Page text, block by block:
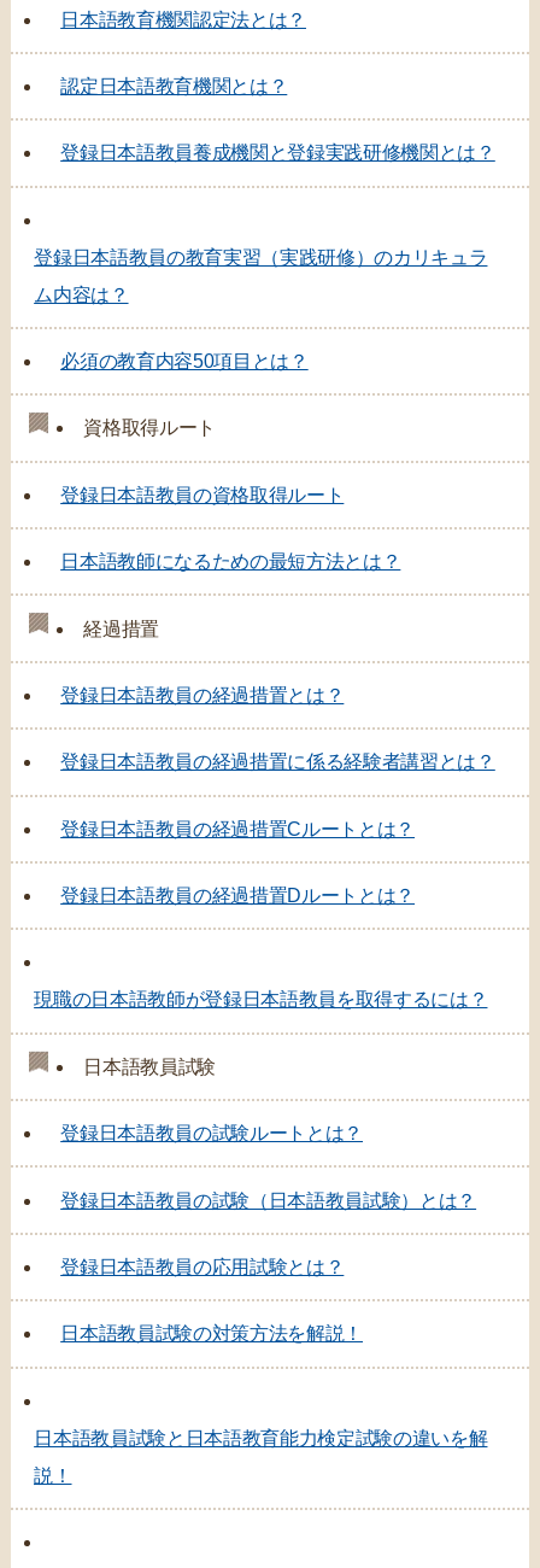
日本語教育機関認定法とは？
認定日本語教育機関とは？
登録日本語教員養成機関と登録実践研修機関とは？
登録日本語教員の教育実習（実践研修）のカリキュラ
ム内容は？
必須の教育内容50項目とは？
資格取得ルート
登録日本語教員の資格取得ルート
日本語教師になるための最短方法とは？
経過措置
登録日本語教員の経過措置とは？
登録日本語教員の経過措置に係る経験者講習とは？
登録日本語教員の経過措置Cルートとは？
登録日本語教員の経過措置Dルートとは？
現職の日本語教師が登録日本語教員を取得するには？
日本語教員試験
登録日本語教員の試験ルートとは？
登録日本語教員の試験（日本語教員試験）とは？
登録日本語教員の応用試験とは？
日本語教員試験の対策方法を解説！
日本語教員試験と日本語教育能力検定試験の違いを解
説！